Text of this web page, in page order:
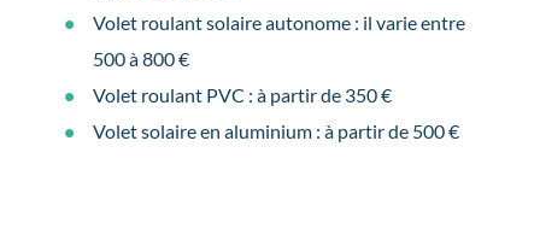
Volet roulant solaire autonome : il varie entre
500 à 800 €
Volet roulant PVC : à partir de 350 €
Volet solaire en aluminium : à partir de 500 €